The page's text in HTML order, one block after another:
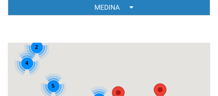
MEDINA
4
2
5